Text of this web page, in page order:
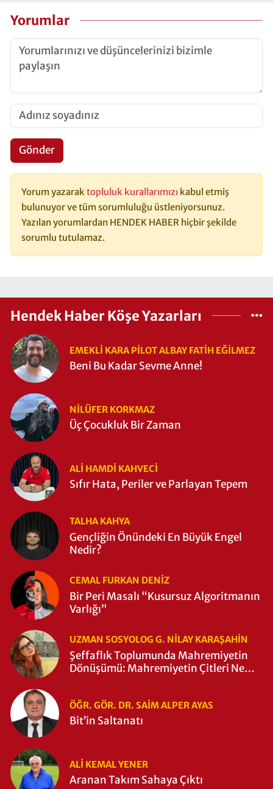
Yorumlar
Gönder
Yorum yazarak topluluk kurallarımızı kabul etmiş
bulunuyor ve tüm sorumluluğu üstleniyorsunuz.
Yazılan yorumlardan HENDEK HABER hiçbir şekilde
sorumlu tutulamaz.
Hendek Haber Köşe Yazarları
EMEKLI KARA PILOT ALBAY FATIH EĞİLMEZ
Beni Bu Kadar Sevme Anne!
NILÜFER KORKMAZ
Üç Çocukluk Bir Zaman
ALI HAMDI KAHVECİ
Sıfır Hata, Periler ve Parlayan Tepem
TALHA KAHYA
Gençliğin Önündeki En Büyük Engel
Nedir?
CEMAL FURKAN DENİZ
Bir Peri Masalı “Kusursuz Algoritmanın
Varlığı”
UZMAN SOSYOLOG G. NILAY KARAŞAHİN
Şeffaflık Toplumunda Mahremiyetin
Dönüşümü: Mahremiyetin Çitleri Ne
ÖĞR. GÖR. DR. SAIM ALPER AYAS
Bit’in Saltanatı
ALI KEMAL YENER
Aranan Takım Sahaya Çıktı